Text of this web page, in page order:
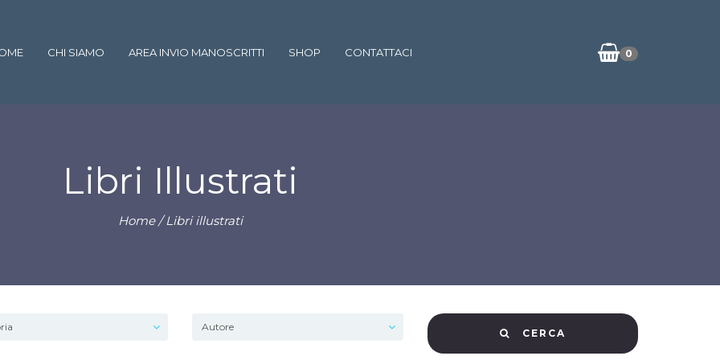
0
CHI SIAMO AREA INVIO MANOSCRITTI SHOP CONTATTACI
Libri Illustrati
Home/ Libri illustrati
CERCA